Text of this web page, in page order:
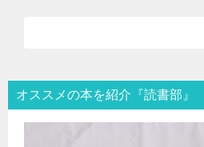
オススメの本を紹介『読書部』